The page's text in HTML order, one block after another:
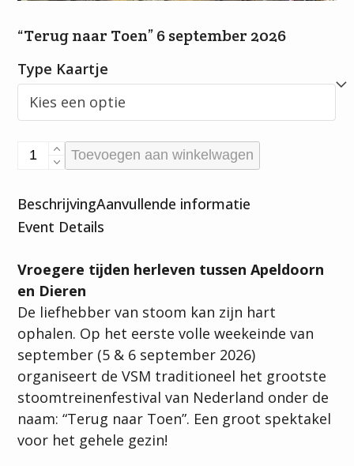
“Terug naar Toen” 6 september 2026
Type Kaartje
"Terug
Toen"
6
september
aantal
Toevoegen aan winkelwagen
BeschrijvingAanvullende informatie
Event Details
Vroegere tijden herleven tussen Apeldoorn
en Dieren
De liefhebber van stoom kan zijn hart
ophalen. Op het eerste volle weekeinde van
september (5 & 6 september 2026)
organiseert de VSM traditioneel het grootste
stoomtreinenfestival van Nederland onder de
naam: “Terug naar Toen”. Een groot spektakel
voor het gehele gezin!